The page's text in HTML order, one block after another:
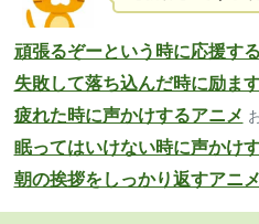
頑張るぞーという時に応援す
失敗して落ち込んだ時に励ま
疲れた時に声かけするアニメ
眠ってはいけない時に声かけ
朝の挨拶をしっかり返すアニメ